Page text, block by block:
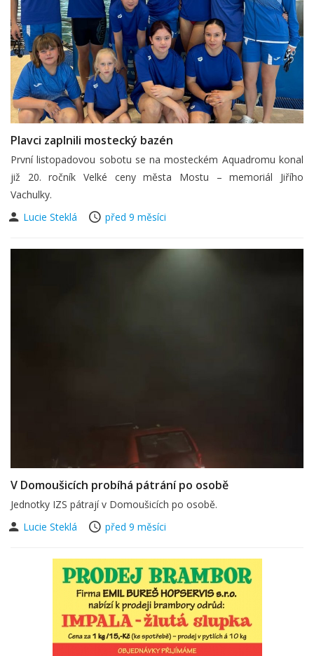
Plavci zaplnili mostecký bazén
První listopadovou sobotu se na mosteckém Aquadromu konal
již 20. ročník Velké ceny města Mostu – memoriál Jiřího
Vachulky.
Lucie Steklá
před 9 měsíci
V Domoušicích probíhá pátrání po osobě
Jednotky IZS pátrají v Domoušicích po osobě.
Lucie Steklá
před 9 měsíci